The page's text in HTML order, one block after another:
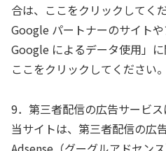
合は、ここをクリックしてく
Google パートナーのサイト
Google によるデータ使用」に
ここをクリックしてください。
9．第三者配信の広告サービス
当サイトは、第三者配信の広